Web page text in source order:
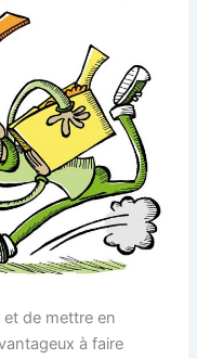
et de mettre en
à faire